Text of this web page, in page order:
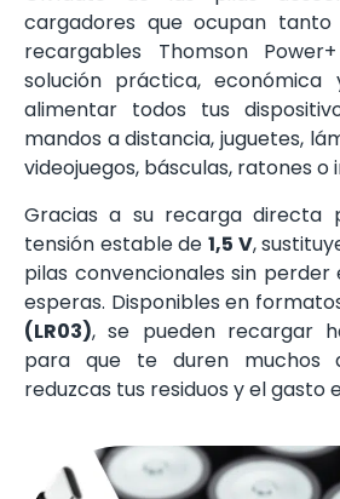
cargadores que ocupan tanto
recargables Thomson
solución práctica, económica
alimentar todos tus
mandos a distancia, juguetes,
videojuegos, básculas, ratones o
Gracias a su recarga directa
tensión estable de 1,5 V,
pilas convencionales sin
esperas. Disponibles en
(LR03), se pueden recargar
para que te duren muchos
reduzcas tus residuos y el gasto